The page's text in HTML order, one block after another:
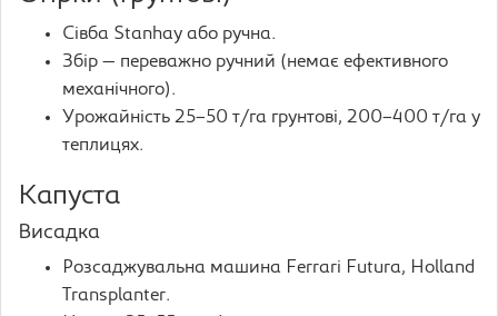
Сівба Stanhay або ручна.
Збір — переважно ручний (немає ефективного
механічного).
Урожайність 25–50 т/га грунтові, 200–400 т/га у
теплицях.
Капуста
Висадка
Розсаджувальна машина Ferrari Futura, Holland
Transplanter.